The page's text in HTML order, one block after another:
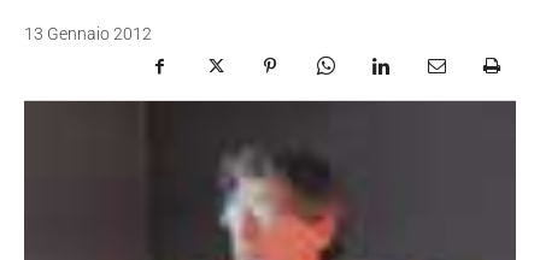
13 Gennaio 2012